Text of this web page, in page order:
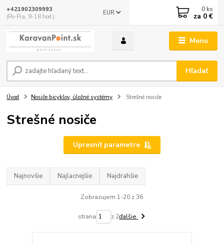
Menu
EUR
Hľadať
+421902309993
(Po-Pia, 9-18 hod.)
0 ks
za 0 €
Úvod Nosiče bicyklov, úložné systémy Strešné nosiče
Strešné nosiče
Upresniť parametre
Najnovšie Najlacnejšie Najdrahšie
Zobrazujem 1-20 z 36
strana z 2ďalšie